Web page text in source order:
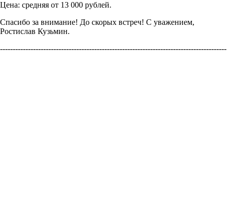
Цена: средняя от 13 000 рублей.
Спасибо за внимание! До скорых встреч! С уважением,
Ростислав Кузьмин.
-----------------------------------------------------------------------------------------